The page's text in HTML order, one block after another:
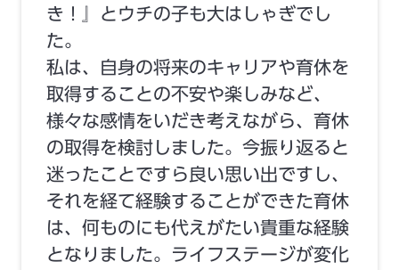
き！』とウチの子も大はしゃぎでし
た。
私は、自身の将来のキャリアや育休を
取得することの不安や楽しみなど、
様々な感情をいだき考えながら、育休
の取得を検討しました。今振り返ると
迷ったことですら良い思い出ですし、
それを経て経験することができた育休
は、何ものにも代えがたい貴重な経験
となりました。ライフステージが変化